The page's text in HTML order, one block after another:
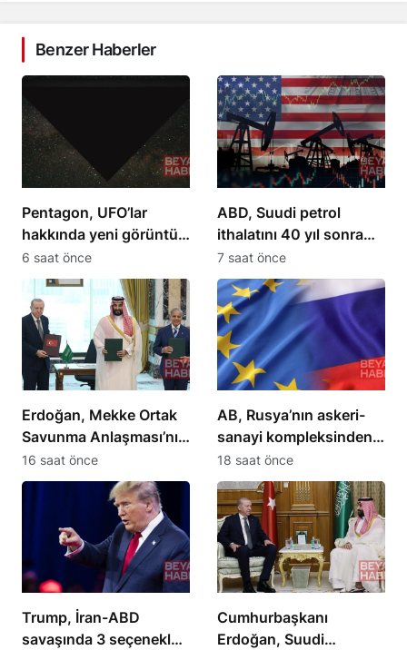
Benzer Haberler
Pentagon, UFO’lar
hakkında yeni görüntü
ve belgeler yayınladı
6 saat önce
ABD, Suudi petrol
ithalatını 40 yıl sonra
sıfırladı
7 saat önce
Erdoğan, Mekke Ortak
Savunma Anlaşması’nı
açıkladı
16 saat önce
AB, Rusya’nın askeri-
sanayi kompleksinden 5
kişiye yaptırım uyguladı
18 saat önce
Trump, İran-ABD
savaşında 3 seçenekle
Cumhurbaşkanı
Erdoğan, Suudi